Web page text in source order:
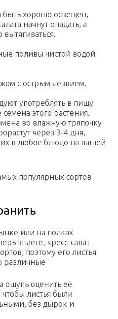
хорошо освещен,
начнут опадать, а
поливы чистой водой
с острым лезвием.
употреблять в пищу
этого растения.
во влажную тряпочку
через 3-4 дня,
их в любое блюдо на вашей
популярных сортов
или на полках
знаете, кресс-салат
поэтому его листья
различные
ощупь оценить ее
чтобы листья были
без дырок и